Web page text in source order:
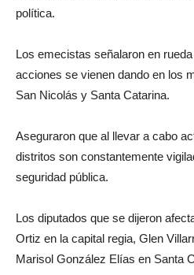
política.
Los emecistas señalaron en
acciones se vienen dando en los
San Nicolás y Santa Catarina.
Aseguraron que al llevar a cabo
distritos son constantemente
seguridad pública.
Los diputados que se dijeron
Ortiz en la capital regia, Glen
Marisol González Elías en Santa